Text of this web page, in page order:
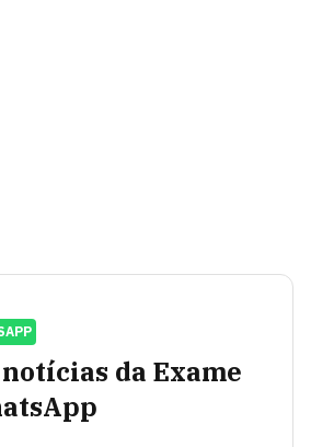
notícias da Exame